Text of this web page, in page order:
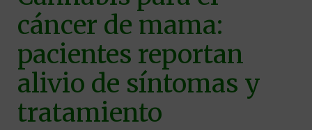
cáncer de mama:
pacientes reportan
alivio de síntomas y
tratamiento